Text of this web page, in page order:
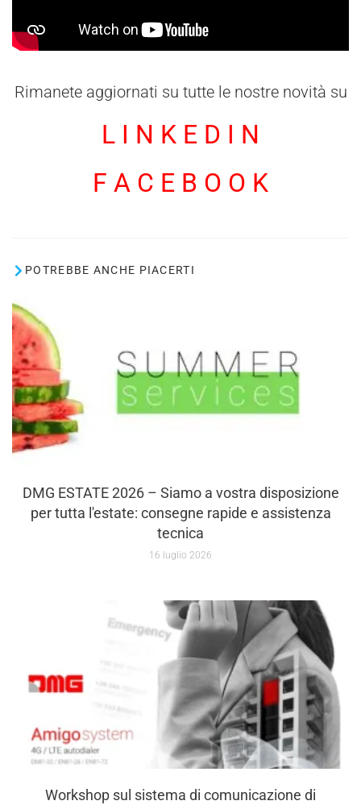
Rimanete aggiornati su tutte le nostre novità su
L I N K E D I N
F A C E B O O K
POTREBBE ANCHE PIACERTI
DMG ESTATE 2026 – Siamo a vostra disposizione
per tutta l'estate: consegne rapide e assistenza
tecnica
16 luglio 2026
Workshop sul sistema di comunicazione di